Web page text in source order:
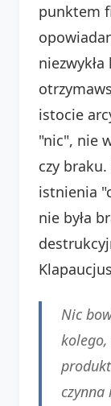
punktem
istocie
"nic", nie
czy
istnienia
nie była
Nic